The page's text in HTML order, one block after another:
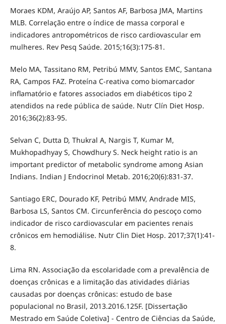
Moraes KDM, Araújo AP, Santos AF, Barbosa JMA, Martins
MLB. Correlação entre o índice de massa corporal e
indicadores antropométricos de risco cardiovascular em
mulheres. Rev Pesq Saúde. 2015;16(3):175-81.
Melo MA, Tassitano RM, Petribú MMV, Santos EMC, Santana
RA, Campos FAZ. Proteína C-reativa como biomarcador
inflamatório e fatores associados em diabéticos tipo 2
atendidos na rede pública de saúde. Nutr Clín Diet Hosp.
2016;36(2):83-95.
Selvan C, Dutta D, Thukral A, Nargis T, Kumar M,
Mukhopadhyay S, Chowdhury S. Neck height ratio is an
important predictor of metabolic syndrome among Asian
Indians. Indian J Endocrinol Metab. 2016;20(6):831-37.
Santiago ERC, Dourado KF, Petribú MMV, Andrade MIS,
Barbosa LS, Santos CM. Circunferência do pescoço como
indicador de risco cardiovascular em pacientes renais
crônicos em hemodiálise. Nutr Clin Diet Hosp. 2017;37(1):41-
8.
Lima RN. Associação da escolaridade com a prevalência de
doenças crônicas e a limitação das atividades diárias
causadas por doenças crônicas: estudo de base
populacional no Brasil, 2013.2016.125F. [Dissertação
Mestrado em Saúde Coletiva] - Centro de Ciências da Saúde,